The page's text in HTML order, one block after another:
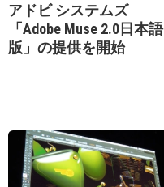
アドビ システムズ
「Adobe Muse 2.0日本語
版」の提供を開始